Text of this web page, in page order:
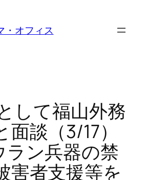
・オフィス
して福山外務
談（3/17）
ン兵器の禁
害者支援等を